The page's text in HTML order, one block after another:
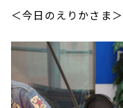
＜今日のえりかさま＞